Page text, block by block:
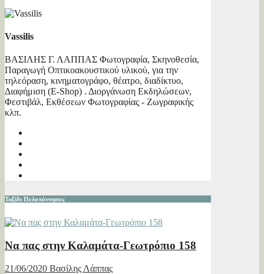
Vassilis
ΒΑΣΙΛΗΣ Γ. ΛΑΠΠΑΣ Φωτογραφία, Σκηνοθεσία,
Παραγωγή Οπτικοακουστικού υλικού, για την
τηλεόραση, κινηματογράφο, θέατρο, διαδίκτυο,
Διαφήμιση (E-Shop) . Διοργάνωση Εκδηλώσεων,
Φεστιβάλ, Εκθέσεων Φωτογραφίας - Ζωγραφικής
κλπ.
Ταξίδι Πελοπόννησος
Να πας στην Καλαμάτα-Γεωτρόπιο 158
21/06/2020 Βασίλης Λάππας